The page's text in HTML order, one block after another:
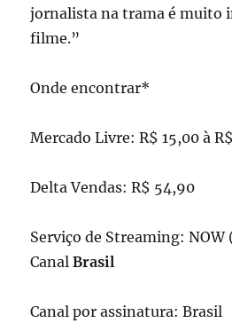
jornalista na trama é muito
filme.”
Onde encontrar*
Mercado Livre: R$ 15,00 à
Delta Vendas: R$ 54,90
Serviço de Streaming: NOW
CanalBrasil
Canal por assinatura: Brasil